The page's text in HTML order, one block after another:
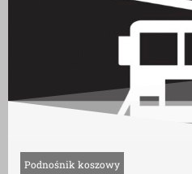
Podnośnik koszowy